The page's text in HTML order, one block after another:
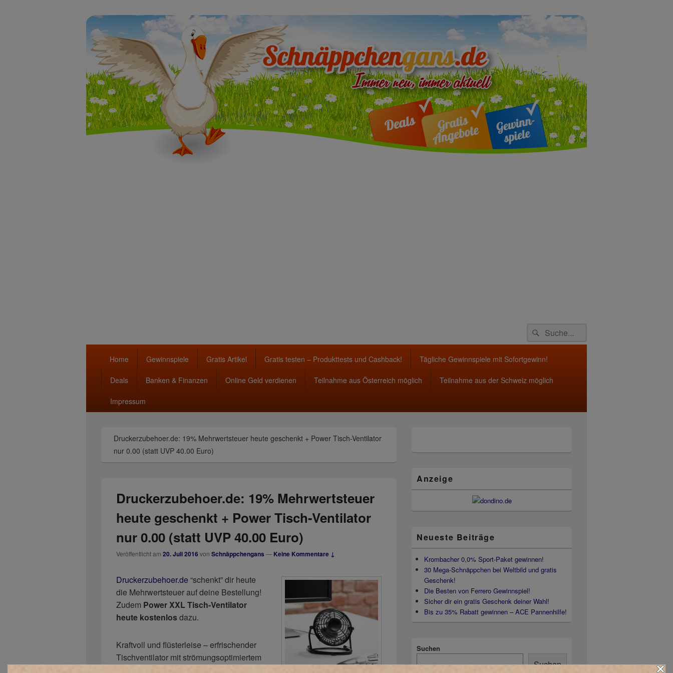
Täglich die besten Gewinnspiele und Angebote
Search
for:
Suche
Home Gewinnspiele Gratis Artikel Gratis testen – Produkttests und Cashback! Tägliche Gewinnspiele mit Sofortgewinn!
Deals Banken & Finanzen Online Geld verdienen Teilnahme aus Österreich möglich Teilnahme aus der Schweiz möglich
Impressum
Druckerzubehoer.de: 19% Mehrwertsteuer heute geschenkt + Power Tisch-Ventilator
nur 0.00 (statt UVP 40.00 Euro)
Druckerzubehoer.de: 19% Mehrwertsteuer
heute geschenkt + Power Tisch-Ventilator
nur 0.00 (statt UVP 40.00 Euro)
Veröffentlicht am 20. Juli 2016 von Schnäppchengans — Keine Kommentare ↓
Druckerzubehoer.de “schenkt” dir heute
die Mehrwertsteuer auf deine Bestellung!
Zudem Power XXL Tisch-Ventilator
heute kostenlosdazu.
Kraftvoll und flüsterleise – erfrischender
Tischventilator mit strömungsoptimiertem
Anzeige
Neueste Beiträge
Krombacher 0,0% Sport-Paket gewinnen!
30 Mega-Schnäppchen bei Weltbild und gratis
Geschenk!
Die Besten von Ferrero Gewinnspiel!
Sicher dir ein gratis Geschenk deiner Wahl!
Bis zu 35% Rabatt gewinnen – ACE Pannenhilfe!
Suchen
Suchen